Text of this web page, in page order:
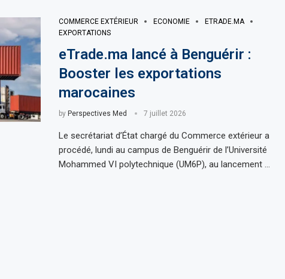
COMMERCE EXTÉRIEUR ECONOMIE
ETRADE.MA
EXPORTATIONS
eTrade.ma lancé à Benguérir :
Booster les exportations
marocaines
by Perspectives Med 7 juillet 2026
Le secrétariat d’État chargé du Commerce extérieur a
procédé, lundi au campus de Benguérir de l’Université
Mohammed VI polytechnique (UM6P), au lancement …